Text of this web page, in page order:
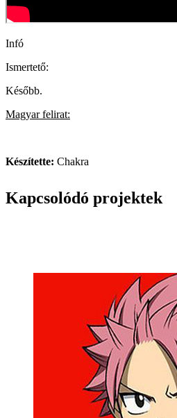
Infó
Ismertető:
Később.
Magyar felirat:
Készítette: Chakra
Kapcsolódó projektek